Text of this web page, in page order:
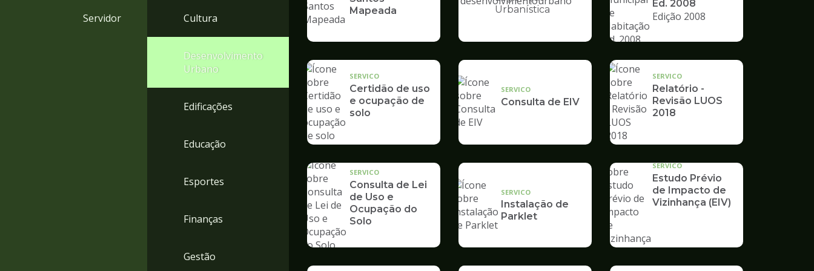
Servidor Cultura
Desenvolvimento
Urbano
Edificações
Educação
Esportes
Finanças
Gestão
Mapeada
Ilustração
de
Desenvolvimento
Urbanística
Ed. 2008
Edição 2008
SERVICO
Certidão de uso
e ocupação de
solo
SERVICO
Consulta de EIV
SERVICO
Relatório -
Revisão LUOS
2018
SERVICO
Consulta de Lei
de Uso e
Ocupação do
Solo
SERVICO
Instalação de
Parklet
SERVICO
Estudo Prévio
de Impacto de
Vizinhança (EIV)